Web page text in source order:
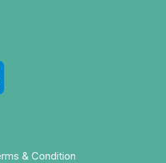
& Condition